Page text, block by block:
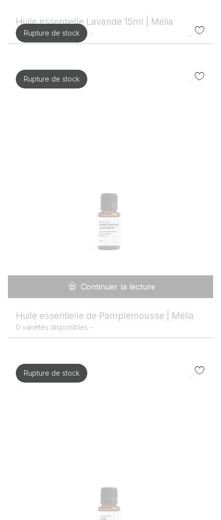
Rupture de stock
Huile essentielle Lavande 15ml | Mélia
0 variétés disponibles -
Rupture de stock
Continuer la lecture
Huile essentielle de Pamplemousse | Mélia
0 variétés disponibles -
Rupture de stock